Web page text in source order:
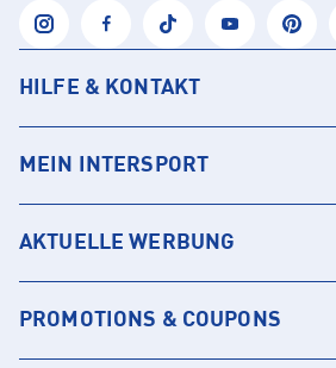
HILFE & KONTAKT
MEIN INTERSPORT
AKTUELLE WERBUNG
PROMOTIONS & COUPONS